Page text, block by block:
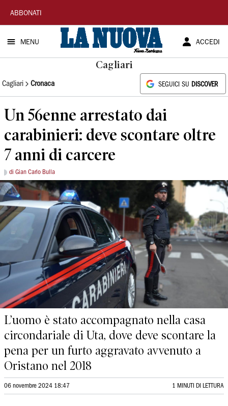
La
Nuova
Sardegna
ABBONATI
MENU ACCEDI
Cagliari
Cagliari Cronaca SEGUICI SU DISCOVER
Un 56enne arrestato dai
carabinieri: deve scontare oltre
7 anni di carcere
di Gian Carlo Bulla
L’uomo è stato accompagnato nella casa
circondariale di Uta, dove deve scontare la
pena per un furto aggravato avvenuto a
Oristano nel 2018
06 novembre 2024 18:47 1 MINUTI DI LETTURA